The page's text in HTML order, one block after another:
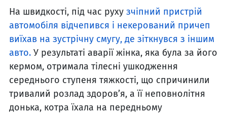
На швидкості, під час руху зчіпний пристрій
автомобіля відчепився і некерований причеп
виїхав на зустрічну смугу, де зіткнувся з іншим
авто. У результаті аварії жінка, яка була за його
кермом, отримала тілесні ушкодження
середнього ступеня тяжкості, що спричинили
тривалий розлад здоров’я, а її неповнолітня
донька, котра їхала на передньому